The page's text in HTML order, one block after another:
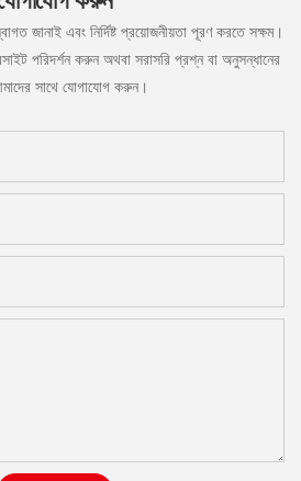
জানাই এবং নির্দিষ্ট প্রয়োজনীয়তা পূরণ করতে সক্ষম।
পরিদর্শন করুন অথবা সরাসরি প্রশ্ন বা অনুসন্ধানের
সাথে যোগাযোগ করুন।